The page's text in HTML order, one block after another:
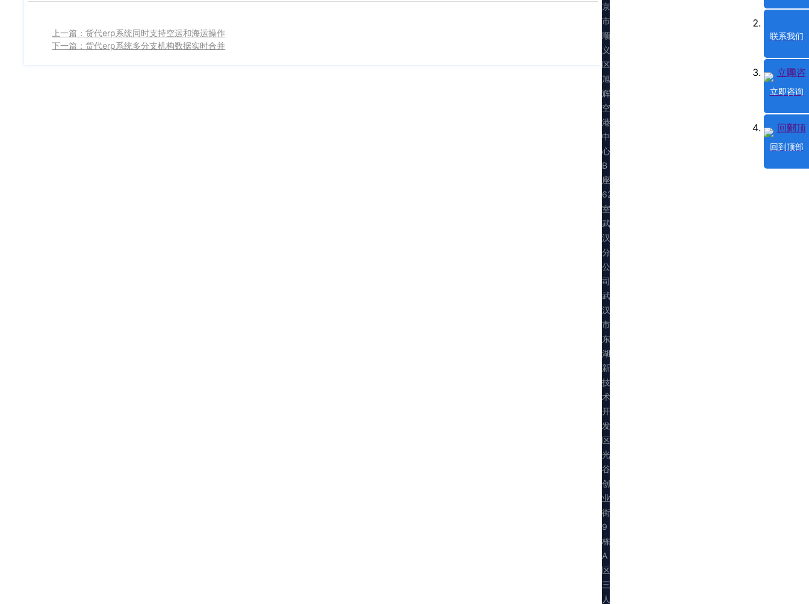
上一篇：货代erp系统同时支持空运和海运操作
下一篇：货代erp系统多分支机构数据实时合并
京
市
顺
义
区
旭
辉
空
港
中
心
B
座
623
室
武
汉
分
公
司：
武
汉
市
东
湖
新
技
术
开
发
区
光
谷
创
业
街
9
栋
A
区
三
人
联系我们
立即咨询
回到顶部